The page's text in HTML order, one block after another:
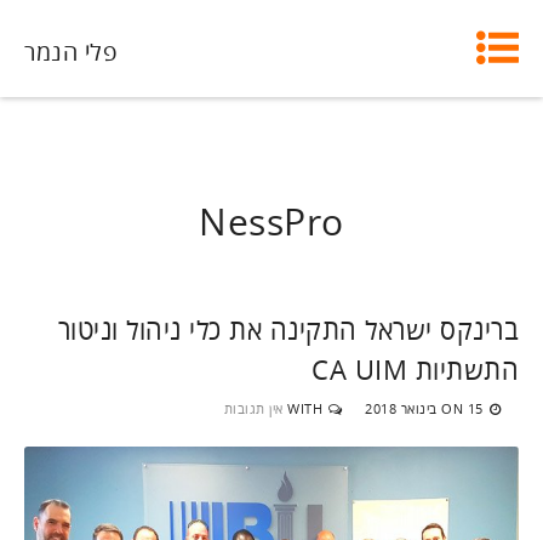
פלי הנמר
NessPro
ברינקס ישראל התקינה את כלי ניהול וניטור
התשתיות CA UIM
ON 15 בינואר 2018 WITH אין תגובות